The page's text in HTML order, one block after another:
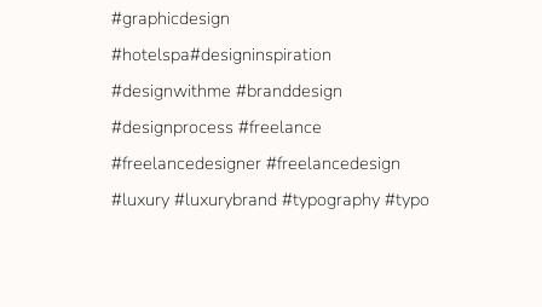
#graphicdesign
#hotelspa#designinspiration
#designwithme #branddesign
#designprocess #freelance
#freelancedesigner #freelancedesign
#luxury #luxurybrand #typography #typo